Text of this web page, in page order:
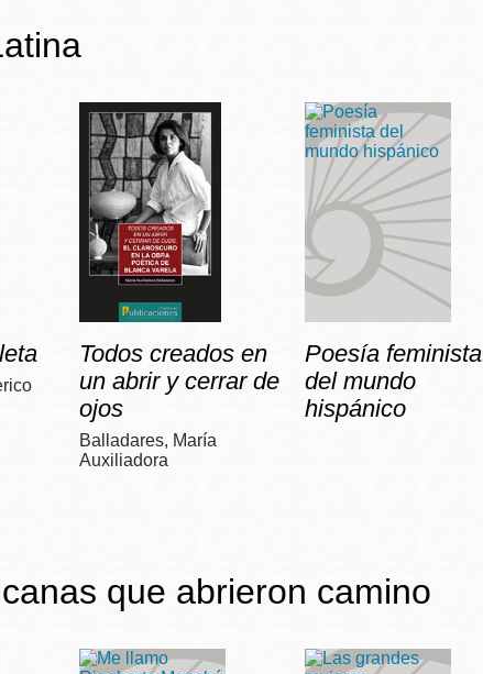
Todos creados en
un abrir y cerrar de
ojos
Balladares, María
Auxiliadora
Poesía feminista
del mundo
hispánico
que abrieron camino